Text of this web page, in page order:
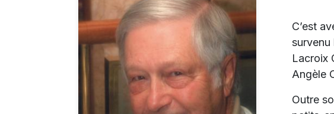
C’est
survenu
Lacroix
Angèle
Outre